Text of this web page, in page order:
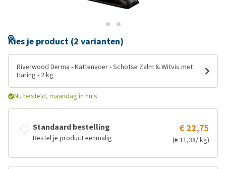
Kies je product (2 varianten)
Riverwood Derma - Kattenvoer - Schotse Zalm & Witvis met
Haring - 2 kg
Nu besteld, maandag in huis
Standaard bestelling
Bestel je product eenmalig
€ 22,75
(€ 11,38/ kg)